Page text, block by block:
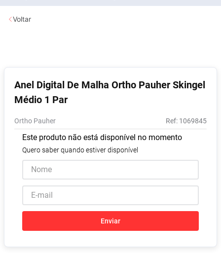
Anel Digital De Malha Ortho Pauher Skingel
Médio 1 Par
Ortho Pauher : 1069845
Este produto não está disponível no momento
Quero saber quando estiver disponível
Enviar
Voltar
1º Fralda
2
6º Shampoo
7º Desodorante
8 º Absorvente
9º Vitamina D
10º Lavitan